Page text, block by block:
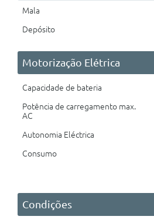
Mala
Depósito
Motorização Elétrica
Capacidade de bateria
Potência de carregamento max.
AC
Autonomia Eléctrica
Consumo
Condições